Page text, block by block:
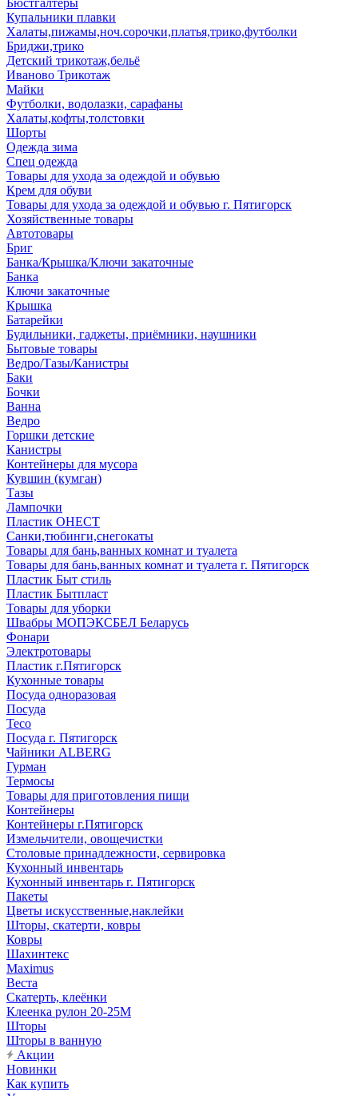
Бюстгалтеры
Купальники плавки
Халаты,пижамы,ноч.сорочки,платья,трико,футболки
Бриджи,трико
Детский трикотаж,бельё
Иваново Трикотаж
Майки
Футболки, водолазки, сарафаны
Халаты,кофты,толстовки
Шорты
Одежда зима
Спец одежда
Товары для ухода за одеждой и обувью
Крем для обуви
Товары для ухода за одеждой и обувью г. Пятигорск
Хозяйственные товары
Автотовары
Бриг
Банка/Крышка/Ключи закаточные
Банка
Ключи закаточные
Крышка
Батарейки
Будильники, гаджеты, приёмники, наушники
Бытовые товары
Ведро/Тазы/Канистры
Баки
Бочки
Ванна
Ведро
Горшки детские
Канистры
Контейнеры для мусора
Кувшин (кумган)
Тазы
Лампочки
Пластик ОНЕСТ
Санки,тюбинги,снегокаты
Товары для бань,ванных комнат и туалета
Товары для бань,ванных комнат и туалета г. Пятигорск
Пластик Быт стиль
Пластик Бытпласт
Товары для уборки
Швабры МОПЭКСБЕЛ Беларусь
Фонари
Электротовары
Пластик г.Пятигорск
Кухонные товары
Посуда одноразовая
Посуда
Teco
Посуда г. Пятигорск
Чайники ALBERG
Гурман
Термосы
Товары для приготовления пищи
Контейнеры
Контейнеры г.Пятигорск
Измельчители, овощечистки
Столовые принадлежности, сервировка
Кухонный инвентарь
Кухонный инвентарь г. Пятигорск
Пакеты
Цветы искусственные,наклейки
Шторы, скатерти, ковры
Ковры
Шахинтекс
Maximus
Веста
Скатерть, клеёнки
Клеенка рулон 20-25М
Шторы
Шторы в ванную
Акции
Новинки
Как купить